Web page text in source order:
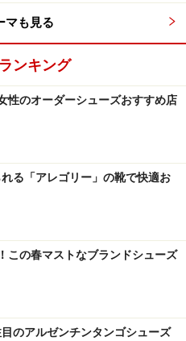
マも見る
ンキング
性のオーダーシューズおすすめ店
る「アレゴリー」の靴で快適お
この春マストなブランドシューズ
のアルゼンチンタンゴシューズ